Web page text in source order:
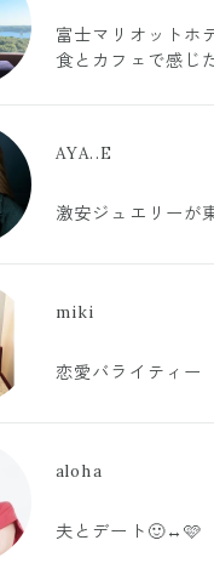
富士マリオットホ
食とカフェで感じ
AYA..E
激安ジュエリーが
miki
恋愛バライティー
aloha
夫とデート🙂‍↔️🩷